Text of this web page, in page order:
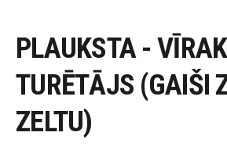
PLAUKSTA -
TURĒTĀJS (GAIŠI
ZELTU)